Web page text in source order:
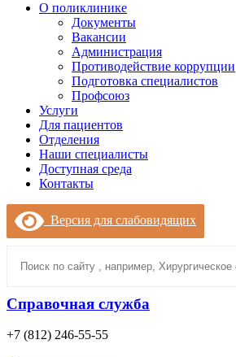
О поликлинике
Документы
Вакансии
Администрация
Противодействие коррупции
Подготовка специалистов
Профсоюз
Услуги
Для пациентов
Отделения
Наши специалисты
Доступная среда
Контакты
Версия для слабовидящих
Справочная служба
+7 (812) 246-55-55